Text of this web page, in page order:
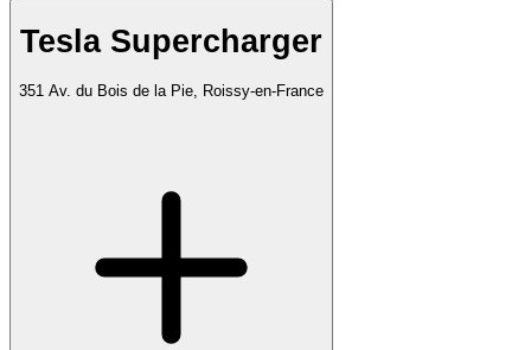
Tesla Supercharger
351 Av. du Bois de la Pie, Roissy-en-France